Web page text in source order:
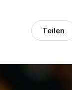
Teilen